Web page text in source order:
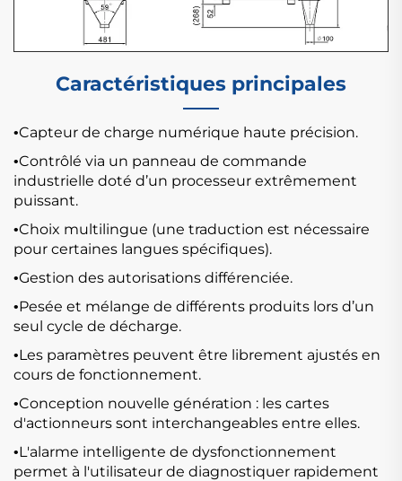
Caractéristiques principales
•Capteur de charge numérique haute précision.
•Contrôlé via un panneau de commande
industrielle doté d’un processeur extrêmement
puissant.
•Choix multilingue (une traduction est nécessaire
pour certaines langues spécifiques).
•Gestion des autorisations différenciée.
•Pesée et mélange de différents produits lors d’un
seul cycle de décharge.
•Les paramètres peuvent être librement ajustés en
cours de fonctionnement.
•Conception nouvelle génération : les cartes
d'actionneurs sont interchangeables entre elles.
•L'alarme intelligente de dysfonctionnement
permet à l'utilisateur de diagnostiquer rapidement